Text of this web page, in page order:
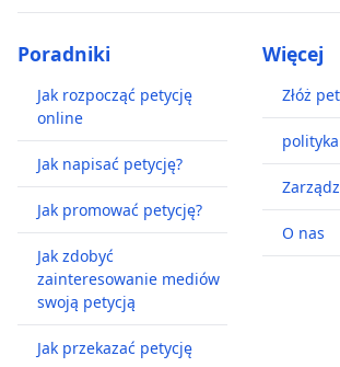
Poradniki
Jak rozpocząć petycję
online
Jak napisać petycję?
Jak promować petycję?
Jak zdobyć
zainteresowanie mediów
swoją petycją
Jak przekazać petycję
Więcej
Złóż
O nas